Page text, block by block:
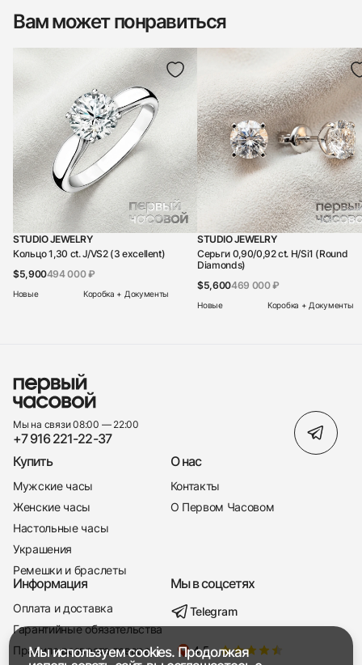
+7 916 221-22-37
Мы насвязи 08:00 — 19:00
Вам может понравиться
STUDIO JEWELRY
Кольцо 1,30 ct. J/VS2 (3 excellent)
$5,900494 000 ₽
Новые Коробка + Документы
STUDIO JEWELRY
Серьги 0,90/0,92 ct. H/Si1 (Round
Diamonds)
$5,600469 000 ₽
Новые Коробка + Документы
Мы на связи 08:00 — 22:00
+7 916 221-22-37
Купить
Мужские часы
Женские часы
Настольные часы
Украшения
Ремешки и браслеты
О нас
Контакты
О Первом Часовом
Информация
Оплата и доставка
Гарантийные обязательства
Правила возврата товара
Мы в соцсетях
Telegram
Мы используем cookies. Продолжая